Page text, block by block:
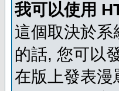
我可以使用
這個取決於
的話, 您可以
在版上發表漫